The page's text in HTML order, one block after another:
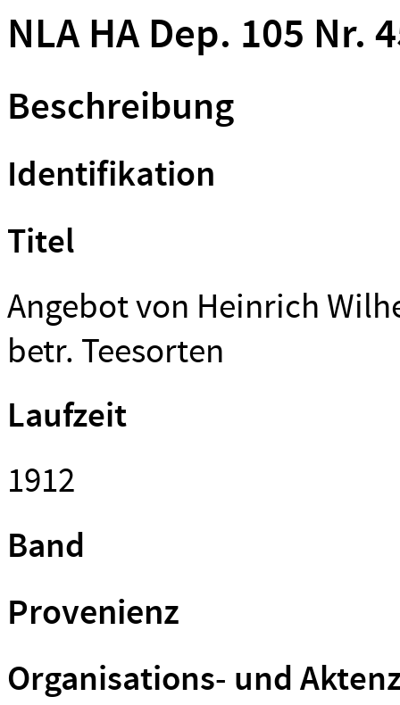
NLA HA Dep. 105 Nr.
Beschreibung
Identifikation
Titel
Angebot von Heinrich
betr. Teesorten
Laufzeit
1912
Band
Provenienz
Organisations- und